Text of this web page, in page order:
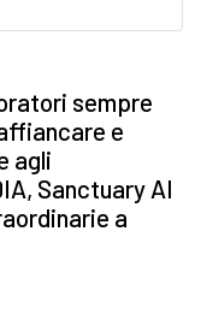
sempre
e
agli
Sanctuary AI
a